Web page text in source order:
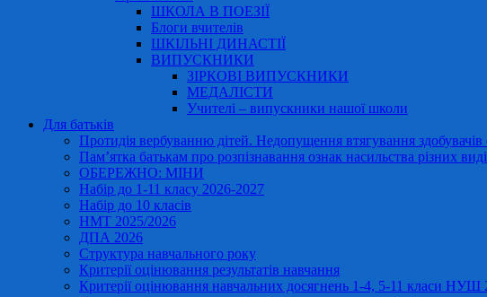
ШКОЛА В ПОЕЗІЇ
Блоги вчителів
ШКІЛЬНІ ДИНАСТІЇ
ВИПУСКНИКИ
ЗІРКОВІ ВИПУСКНИКИ
МЕДАЛІСТИ
Учителі – випускники нашої школи
Для батьків
Протидія вербуванню дітей. Недопущення втягування здобувачів
Пам’ятка батькам про розпізнавання ознак насильства різних
ОБЕРЕЖНО: МІНИ
Набір до 1-11 класу 2026-2027
Набір до 10 класів
НМТ 2025/2026
ДПА 2026
Структура навчального року
Критерії оцінювання результатів навчання
Критерії оцінювання навчальних досягнень 1-4, 5-11 класи НУШ